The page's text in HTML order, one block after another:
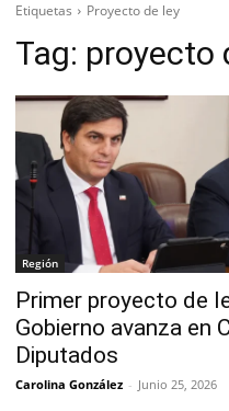
Etiquetas Proyecto de ley
Tag: proyecto
Región
Primer proyecto de
Gobierno avanza en
Diputados
Carolina González - Junio 25, 2026